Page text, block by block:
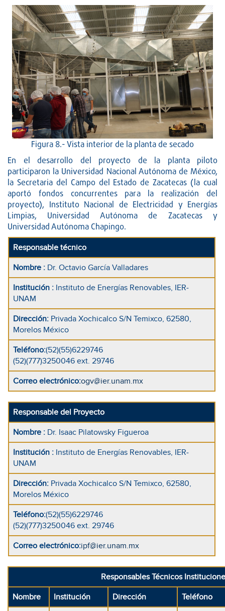
Figura 8.- Vista interior de la planta de secado
En el desarrollo del proyecto de la planta piloto
participaron la Universidad Nacional Autónoma de México,
la Secretaria del Campo del Estado de Zacatecas (la cual
aportó fondos concurrentes para la realización del
proyecto), Instituto Nacional de Electricidad y Energías
Limpias, Universidad Autónoma de Zacatecas y
Universidad Autónoma Chapingo.
Responsable técnico
Nombre:Dr. Octavio García Valladares
Institución:Instituto de Energías Renovables, IER-
UNAM
Dirección:Privada Xochicalco S/N Temixco, 62580,
Morelos México
Teléfono:(52)(55)6229746
(52)(777)3250046 ext. 29746
Correo electrónico:ogv@ier.unam.mx
Responsable del Proyecto
Nombre:Dr. Isaac Pilatowsky Figueroa
Institución:Instituto de Energías Renovables, IER-
UNAM
Dirección:Privada Xochicalco S/N Temixco, 62580,
Morelos México
Teléfono:(52)(55)6229746
(52)(777)3250046 ext. 29746
Correo electrónico:ipf@ier.unam.mx
Responsables Técnicos
Nombre
Institución Dirección
Teléfono